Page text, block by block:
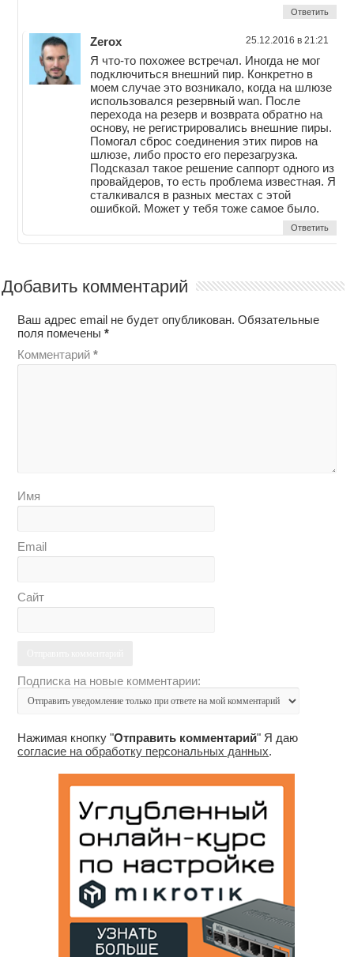
Ответить
Zerox 25.12.2016 в 21:21
Я что-то похожее встречал. Иногда не мог
подключиться внешний пир. Конкретно в
моем случае это возникало, когда на шлюзе
использовался резервный wan. После
перехода на резерв и возврата обратно на
основу, не регистрировались внешние пиры.
Помогал сброс соединения этих пиров на
шлюзе, либо просто его перезагрузка.
Подсказал такое решение саппорт одного из
провайдеров, то есть проблема известная. Я
сталкивался в разных местах с этой
ошибкой. Может у тебя тоже самое было.
Ответить
Добавить комментарий
Ваш адрес email не будет опубликован. Обязательные
поля помечены*
Комментарий*
Имя
Email
Сайт
Подписка на новые комментарии:
Нажимая кнопку "Отправить комментарий" Я даю
согласие на обработку персональных данных.